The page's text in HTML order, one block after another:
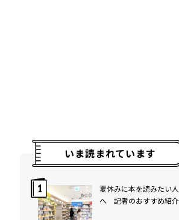
いま読まれています
夏休みに本を読みたい人
へ 記者のおすすめ紹介